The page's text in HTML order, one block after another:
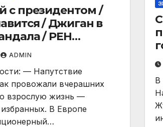
с президентом /
/ Джиган в
/ РЕН
27.06.2026
ADMIN
— Напутствие
провожали вчерашних
взрослую жизнь —
В Европе
В